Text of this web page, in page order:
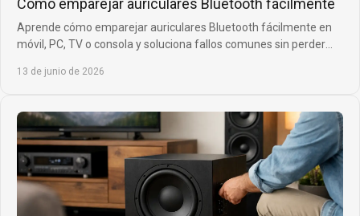
Cómo emparejar auriculares Bluetooth fácilmente
Aprende cómo emparejar auriculares Bluetooth fácilmente en
móvil, PC, TV o consola y soluciona fallos comunes sin perder
13 de junio de 2026